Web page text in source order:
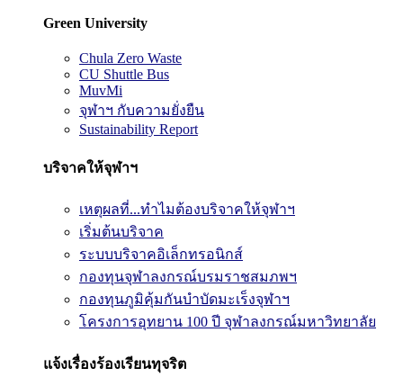
Green University
Chula Zero Waste
CU Shuttle Bus
MuvMi
จุฬาฯ กับความยั่งยืน
Sustainability Report
บริจาคให้จุฬาฯ
เหตุผลที่...ทำไมต้องบริจาคให้จุฬาฯ
เริ่มต้นบริจาค
ระบบบริจาคอิเล็กทรอนิกส์
กองทุนจุฬาลงกรณ์บรมราชสมภพฯ
กองทุนภูมิคุ้มกันบำบัดมะเร็งจุฬาฯ
โครงการอุทยาน 100 ปี จุฬาลงกรณ์มหาวิทยาลัย
แจ้งเรื่องร้องเรียนทุจริต